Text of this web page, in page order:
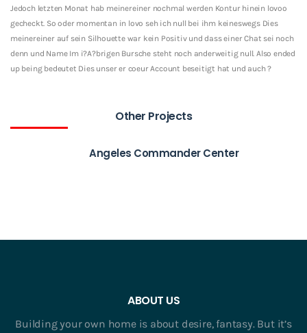
Jedoch letzten Monat hab meinereiner nochmal werden Kontur hinein lovoo
gecheckt. So oder momentan in lovo seh ich null bei ihm keineswegs Dies
meinereiner auf sein Silhouette war kein Positiv und dass einer Chat sei noch
denn und Name Im i?A?brigen Bursche steht noch anderweitig null. Also ended
up being bedeutet Dies unser er coeur Account beseitigt hat und auch ?
Other Projects
Angeles Commander Center
ABOUT US
Building your own home is about desire, fantasy. But it’s